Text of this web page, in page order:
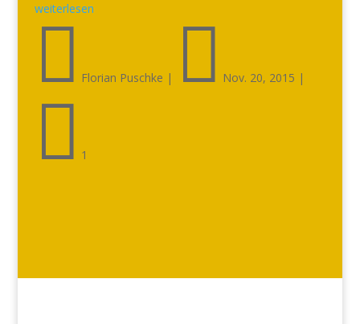
weiterlesen
 Florian Puschke |  Nov. 20, 2015 |
 1